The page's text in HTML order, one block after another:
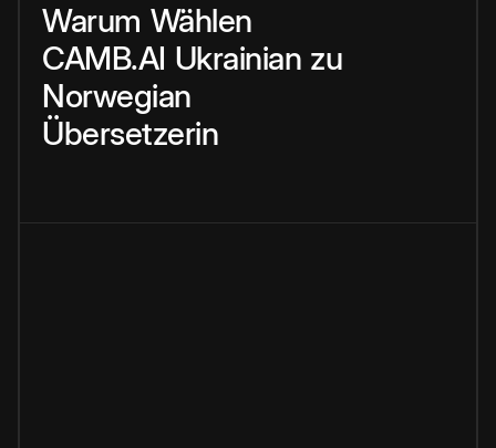
Warum Wählen
CAMB.AI Ukrainian zu
Norwegian
Übersetzerin